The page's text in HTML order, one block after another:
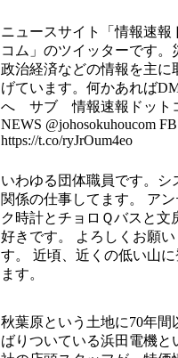
ニュースサイト「情報速報
コム」のツイッターです。
政治経済などの情報を主に
げています。何かあれば
へ サブ 情報速報ドット
NEWS @johosokuhoucom
https://t.co/ryJrOum4eo
いわゆる団体職員です。シ
関係の仕事してます。 ア
ク時計とチョロＱバスと文
好きです。 よろしくお願
す。 近頃、近くの低い山
ます。
秋葉原という土地に70年間
ばりついている浜田電機と